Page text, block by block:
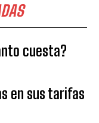
cuesta?
en sus tarifas